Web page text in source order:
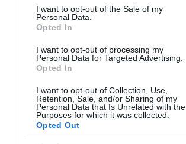
consent section.
I want to opt-out of the Sale of my
Personal Data.
Opted In
I want to opt-out of processing my
Personal Data for Targeted Advertising.
Opted In
I want to opt-out of Collection, Use,
Retention, Sale, and/or Sharing of my
Personal Data that Is Unrelated with the
Purposes for which it was collected.
Opted Out
PRODUTOS E MARCAS